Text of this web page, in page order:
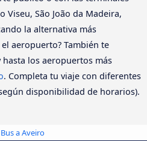
Viseu, São João da Madeira,
la alternativa más
aeropuerto? También te
los aeropuertos más
. Completa tu viaje con diferentes
disponibilidad de horarios).
Bus a Aveiro